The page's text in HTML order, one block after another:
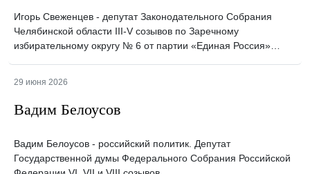
Игорь Свеженцев - депутат Законодательного Собрания
Челябинской области III-V созывов по Заречному
избирательному округу № 6 от партии «Единая Россия»…
29 июня 2026
Вадим Белоусов
Вадим Белоусов - российский политик. Депутат
Государственной думы Федерального Собрания Российской